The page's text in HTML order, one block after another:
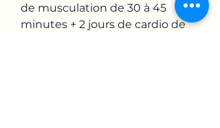
de musculation de 30 à 45
minutes + 2 jours de cardio de